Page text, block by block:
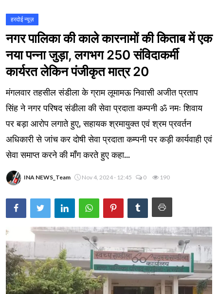
खेल
वायरल न्यूज़
हरदोई न्यूज़
नगर पालिका की काले कारनामों की किताब में एक
नया पन्ना जुड़ा, लगभग 250 संविदाकर्मी
कार्यरत लेकिन पंजीकृत मात्र 20
मंगलवार तहसील संडीला के ग्राम लूमामऊ निवासी अजीत प्रताप
सिंह ने नगर परिषद संडीला की सेवा प्रदाता कम्पनी ॐ नमः शिवाय
पर बड़ा आरोप लगाते हुए, सहायक श्रमायुक्त एवं श्रम प्रवर्तन
अधिकारी से जांच कर दोषी सेवा प्रदाता कम्पनी पर कड़ी कार्यवाही एवं
सेवा समाप्त करने की माँग करते हुए कहा...
INA NEWS_Team Nov 4, 2024 - 12:45 0 190